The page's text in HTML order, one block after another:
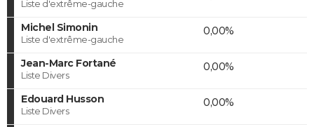
Liste d'extrême-gauche
Michel Simonin
Liste d'extrême-gauche
0,00%
Jean-Marc Fortané
Liste Divers
0,00%
Edouard Husson
Liste Divers
0,00%